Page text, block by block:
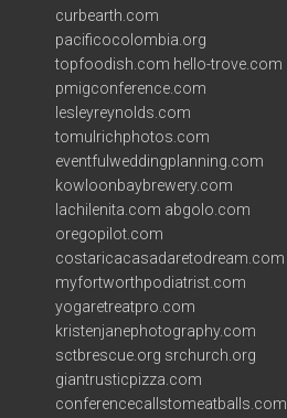
curbearth.com
pacificocolombia.org
topfoodish.com hello-trove.com
pmigconference.com
lesleyreynolds.com
tomulrichphotos.com
eventfulweddingplanning.com
kowloonbaybrewery.com
lachilenita.com abgolo.com
oregopilot.com
costaricacasadaretodream.com
myfortworthpodiatrist.com
yogaretreatpro.com
kristenjanephotography.com
sctbrescue.org srchurch.org
giantrusticpizza.com
conferencecallstomeatballs.com